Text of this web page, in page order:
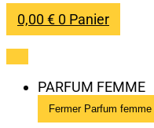
0,00€ 0 Panier
PARFUM FEMME
Fermer Parfum femme